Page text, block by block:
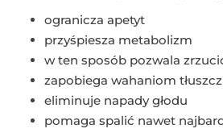
ogranicza apetyt
przyśpiesza metabolizm
w ten sposób pozwala
zapobiega wahaniom
eliminuje napady głodu
pomaga spalić nawet